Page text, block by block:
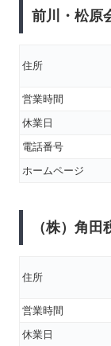
前川・松原
住所
営業時間
休業日
電話番号
ホームページ
（株）角
住所
営業時間
休業日